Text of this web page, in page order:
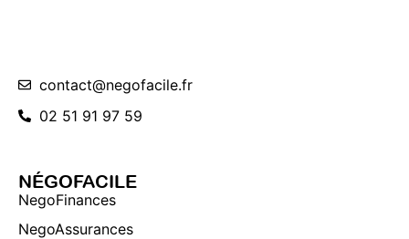
contact@negofacile.fr
02 51 91 97 59
NÉGOFACILE
NegoFinances
NegoAssurances